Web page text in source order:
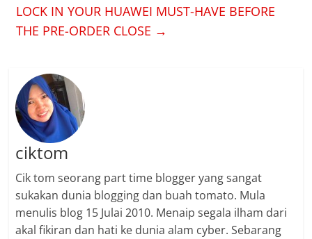
LOCK IN YOUR HUAWEI MUST-HAVE BEFORE
THE PRE-ORDER CLOSE →
ciktom
Cik tom seorang part time blogger yang sangat
sukakan dunia blogging dan buah tomato. Mula
menulis blog 15 Julai 2010. Menaip segala ilham dari
akal fikiran dan hati ke dunia alam cyber. Sebarang